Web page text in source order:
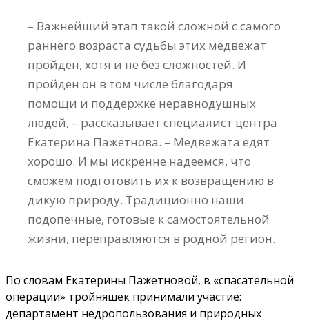
– Важнейший этап такой сложной с самого
раннего возраста судьбы этих медвежат
пройден, хотя и не без сложностей. И
пройден он в том числе благодаря
помощи и поддержке неравнодушных
людей, – рассказывает специалист центра
Екатерина Пажетнова. – Медвежата едят
хорошо. И мы искренне надеемся, что
сможем подготовить их к возвращению в
дикую природу. Традиционно наши
подопечные, готовые к самостоятельной
жизни, переправляются в родной регион.
По словам Екатерины Пажетновой, в «спасательной
операции» тройняшек принимали участие:
департамент недропользования и природных